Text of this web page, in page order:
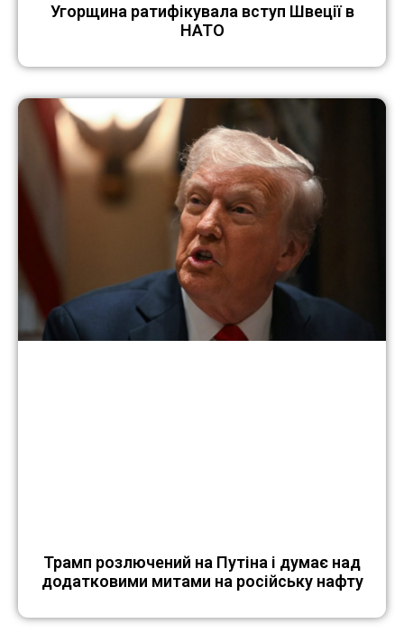
Угорщина ратифікувала вступ Швеції в
НАТО
Трамп розлючений на Путіна і думає над
додатковими митами на російську нафту